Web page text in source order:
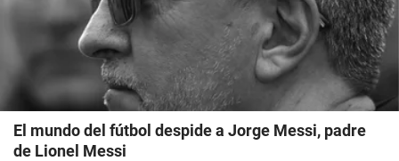
El mundo del fútbol despide a Jorge Messi, padre
de Lionel Messi